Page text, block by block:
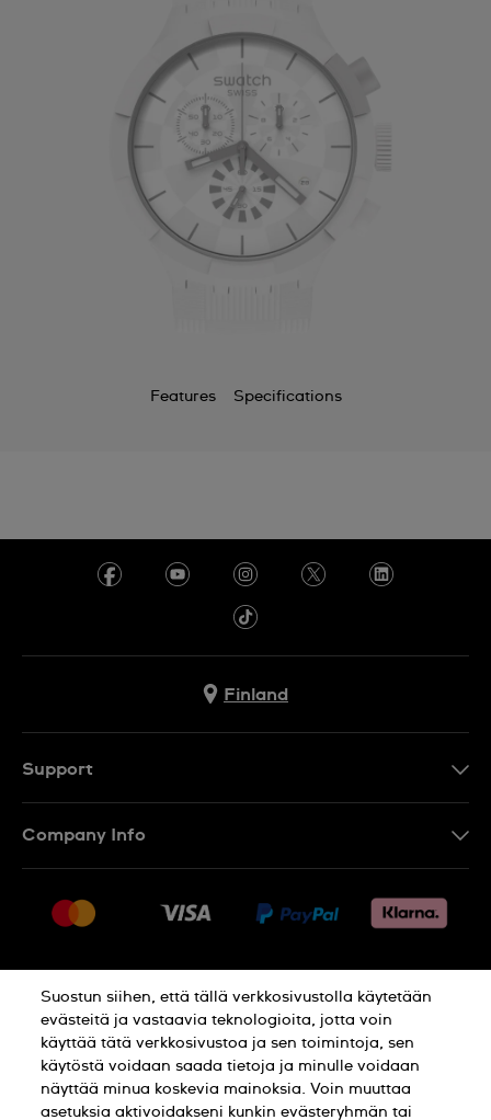
Features Specifications
Finland
Support
Palautukset
Myyntiehdot
Withdraw from contract
Company Info
Jobs
Privacy Policy Cookie Notice
Suostun siihen, että tällä verkkosivustolla käytetään
evästeitä ja vastaavia teknologioita, jotta voin
käyttää tätä verkkosivustoa ja sen toimintoja, sen
käytöstä voidaan saada tietoja ja minulle voidaan
näyttää minua koskevia mainoksia. Voin muuttaa
asetuksia aktivoidakseni kunkin evästeryhmän tai